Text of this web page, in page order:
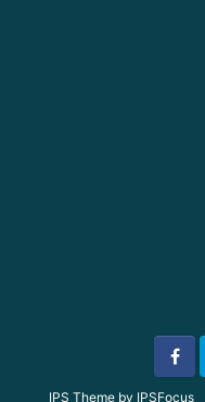
IPS Theme by IPSFocus